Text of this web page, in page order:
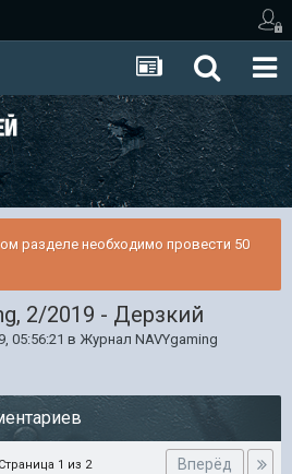
разделе необходимо провести 50
2/2019 - Дерзкий
05:56:21 в Журнал NAVYgaming
Вперёд
Страница 1 из 2